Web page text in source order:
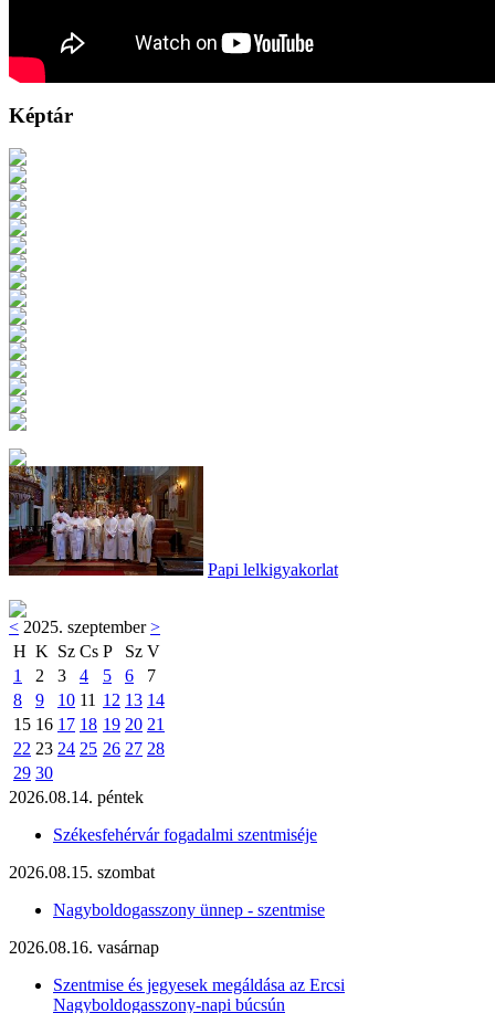
Képtár
Papi lelkigyakorlat
< 2025. szeptember>
H K Sz Cs P Sz V
1
2 3 4 5 6
7
8
9 10 11 12 13 14
15 16 17 18 19 20 21
22 23 24 25 26 27 28
29 30
2026.08.14. péntek
Székesfehérvár fogadalmi szentmiséje
2026.08.15. szombat
Nagyboldogasszony ünnep - szentmise
2026.08.16. vasárnap
Szentmise és jegyesek megáldása az Ercsi
Nagyboldogasszony-napi búcsún